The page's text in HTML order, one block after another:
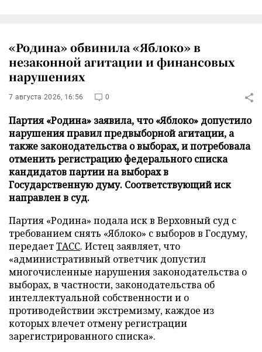
«Родина» обвинила «Яблоко» в
незаконной агитации и финансовых
нарушениях
7 августа 2026, 16:56 0
Партия «Родина» заявила, что «Яблоко» допустило
нарушения правил предвыборной агитации, а
также законодательства о выборах, и потребовала
отменить регистрацию федерального списка
кандидатов партии на выборах в
Государственную думу. Соответствующий иск
направлен в суд.
Партия «Родина» подала иск в Верховный суд с
требованием снять «Яблоко» с выборов в Госдуму,
передаетТАСС. Истец заявляет, что
«административный ответчик допустил
многочисленные нарушения законодательства о
выборах, в частности, законодательства об
интеллектуальной собственности и о
противодействии экстремизму, каждое из
которых влечет отмену регистрации
зарегистрированного списка».